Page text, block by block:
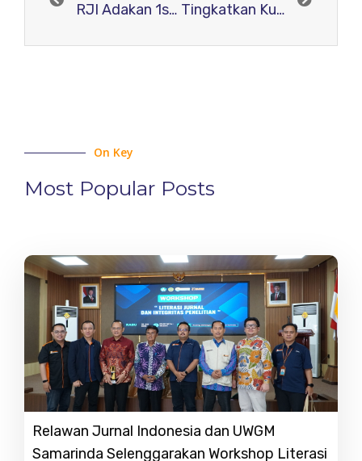
RJI Adakan 1st Annual Meeting Crossref di Bali
Tingkatkan Kualitas Pengelolaan Jurnal, Komunikator Gandeng RJI Adakan Workshop
On Key
Most Popular Posts
Relawan Jurnal Indonesia dan UWGM
Samarinda Selenggarakan Workshop Literasi